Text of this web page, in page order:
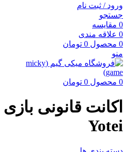
ورود / ثبت نام
جستجو
0 مقایسه
0 علاقه مندی
0 محصول 0 تومان
منو
0 محصول 0 تومان
Yotei